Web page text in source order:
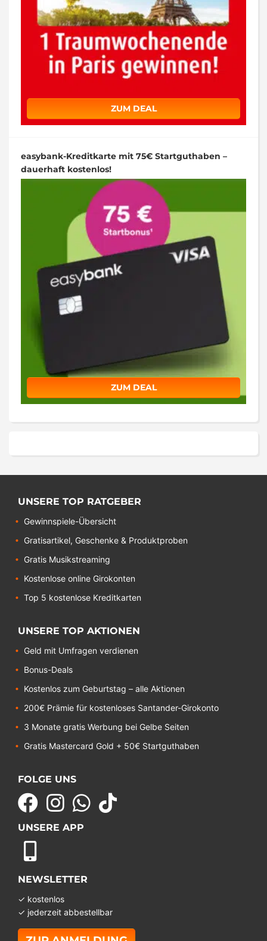
ZUM DEAL
easybank-Kreditkarte mit 75€ Startguthaben –
dauerhaft kostenlos!
ZUM DEAL
UNSERE TOP RATGEBER
Gewinnspiele-Übersicht
Gratisartikel, Geschenke & Produktproben
Gratis Musikstreaming
Kostenlose online Girokonten
Top 5 kostenlose Kreditkarten
UNSERE TOP AKTIONEN
Geld mit Umfragen verdienen
Bonus-Deals
Kostenlos zum Geburtstag – alle Aktionen
200€ Prämie für kostenloses Santander-Girokonto
3 Monate gratis Werbung bei Gelbe Seiten
Gratis Mastercard Gold + 50€ Startguthaben
FOLGE UNS
UNSERE APP
NEWSLETTER
✓ kostenlos
✓ jederzeit abbestellbar